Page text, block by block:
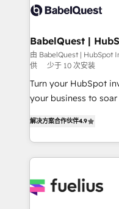
custom API
Boutique 'Elite' team
Hub, Marketing Hub,
CMS • ISO/IEC
42001:2023 certified -
GuardHub: our AI
'𝗖𝗼𝗻𝘁𝗮𝗰𝘁 𝗯𝘂𝘀𝗶𝗻𝗲𝘀𝘀'
𝘴𝘶𝘱𝘦𝘳 𝘳𝘦𝘴𝘱𝘰𝘯𝘴𝘪𝘷𝘦)
BabelQuest |
Consultancy
由 BabelQuest | HubSpot
供
少于 10 次安装
Turn your HubSpot
your business to soar 🚀 We’re a team of
implement the
environments,
sure you can
for you and execute it on
解决方案合作伙伴4.9